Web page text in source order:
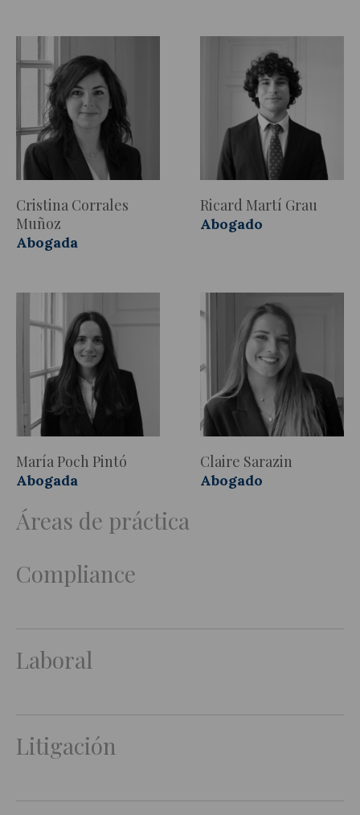
Cristina Corrales
Muñoz
Abogada
Ricard Martí Grau
Abogado
María Poch Pintó
Abogada
Claire Sarazin
Abogado
Áreas de práctica
Compliance
Laboral
Litigación